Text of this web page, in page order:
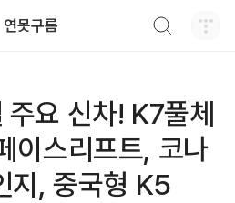
연못구름
요 신차! K7풀체
이스리프트, 코나
지, 중국형 K5